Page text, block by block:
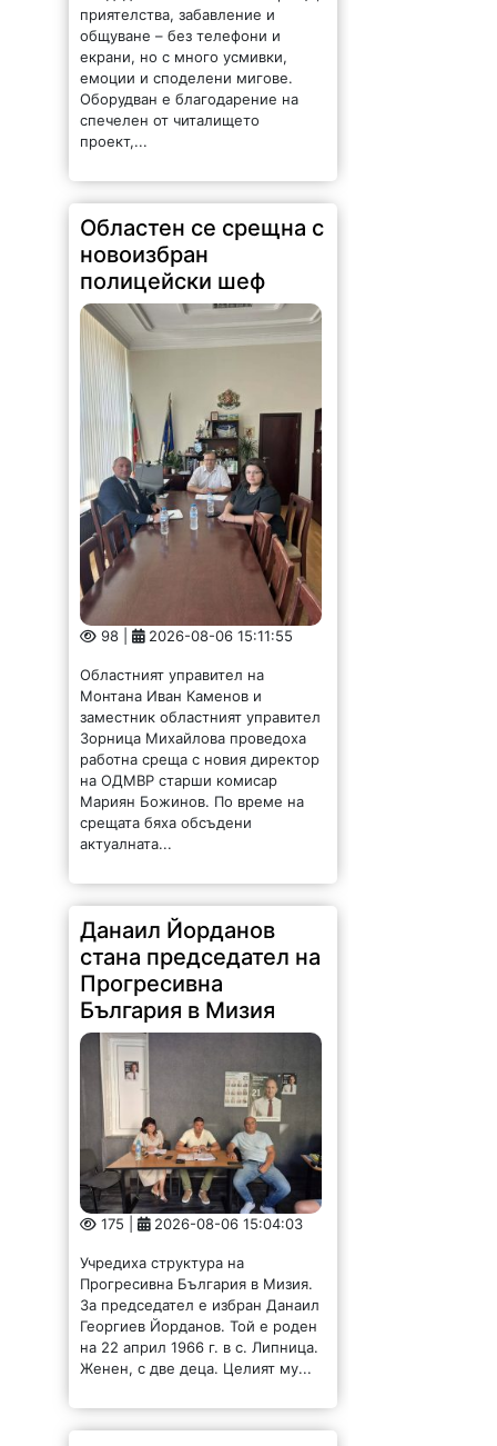
приятелства, забавление и
общуване – без телефони и
екрани, но с много усмивки,
емоции и споделени мигове.
Оборудван е благодарение на
спечелен от читалището
проект,...
Областен се срещна с
новоизбран
полицейски шеф
98 | 2026-08-06 15:11:55
Областният управител на
Монтана Иван Каменов и
заместник областният управител
Зорница Михайлова проведоха
работна среща с новия директор
на ОДМВР старши комисар
Мариян Божинов. По време на
срещата бяха обсъдени
актуалната...
Данаил Йорданов
стана председател на
Прогресивна
България в Мизия
175 | 2026-08-06 15:04:03
Учредиха структура на
Прогресивна България в Мизия.
За председател е избран Данаил
Георгиев Йорданов. Той е роден
на 22 април 1966 г. в с. Липница.
Женен, с две деца. Целият му...